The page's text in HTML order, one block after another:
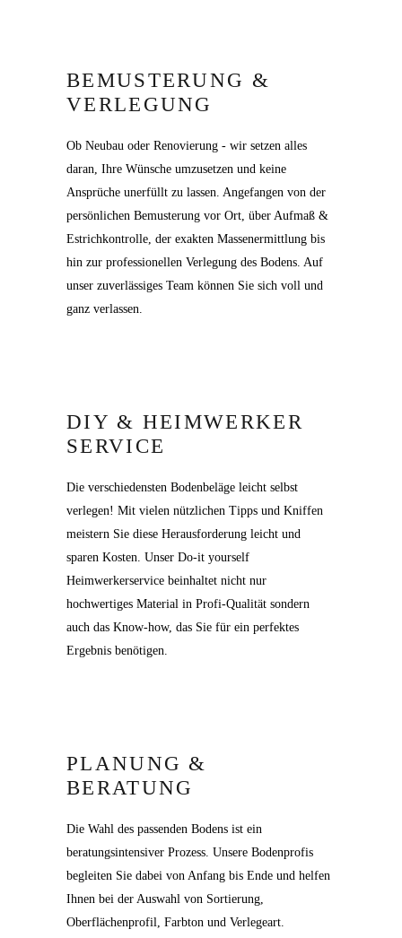
BEMUSTERUNG &
VERLEGUNG
Ob Neubau oder Renovierung - wir setzen alles
daran, Ihre Wünsche umzusetzen und keine
Ansprüche unerfüllt zu lassen. Angefangen von der
persönlichen Bemusterung vor Ort, über Aufmaß &
Estrichkontrolle, der exakten Massenermittlung bis
hin zur professionellen Verlegung des Bodens. Auf
unser zuverlässiges Team können Sie sich voll und
ganz verlassen.
DIY & HEIMWERKER
SERVICE
Die verschiedensten Bodenbeläge leicht selbst
verlegen! Mit vielen nützlichen Tipps und Kniffen
meistern Sie diese Herausforderung leicht und
sparen Kosten. Unser Do-it yourself
Heimwerkerservice beinhaltet nicht nur
hochwertiges Material in Profi-Qualität sondern
auch das Know-how, das Sie für ein perfektes
Ergebnis benötigen.
PLANUNG &
BERATUNG
Die Wahl des passenden Bodens ist ein
beratungsintensiver Prozess. Unsere Bodenprofis
begleiten Sie dabei von Anfang bis Ende und helfen
Ihnen bei der Auswahl von Sortierung,
Oberflächenprofil, Farbton und Verlegeart.